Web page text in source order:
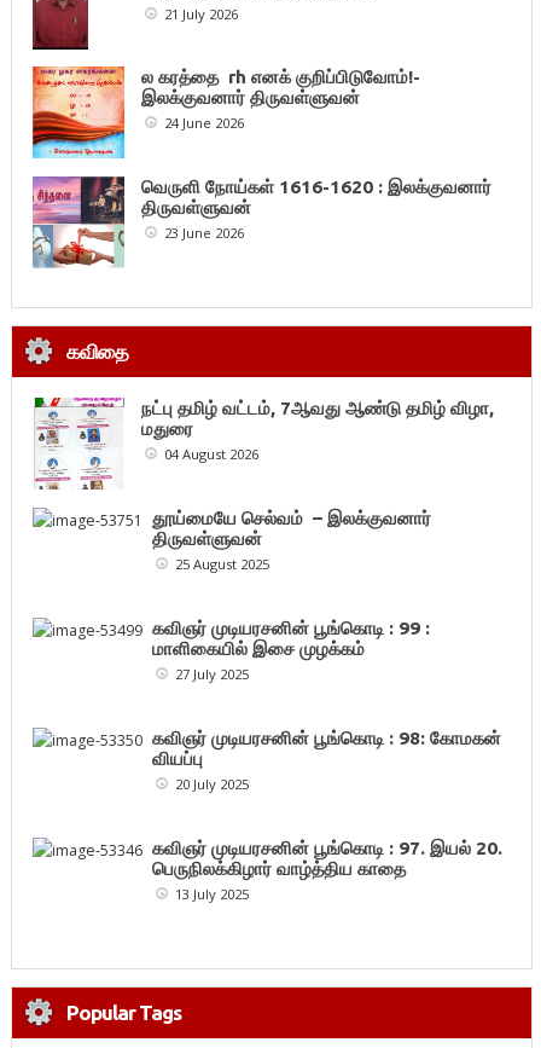
21 July 2026
ல கரத்தை rh எனக் குறிப்பிடுவோம்!-
இலக்குவனார் திருவள்ளுவன்
24 June 2026
வெருளி நோய்கள் 1616-1620 : இலக்குவனார்
திருவள்ளுவன்
23 June 2026
கவிதை
நட்பு தமிழ் வட்டம், 7ஆவது ஆண்டு தமிழ் விழா,
மதுரை
04 August 2026
தூய்மையே செல்வம் – இலக்குவனார்
திருவள்ளுவன்
25 August 2025
கவிஞர் முடியரசனின் பூங்கொடி : 99 :
மாளிகையில் இசை முழக்கம்
27 July 2025
கவிஞர் முடியரசனின் பூங்கொடி : 98: கோமகன்
வியப்பு
20 July 2025
கவிஞர் முடியரசனின் பூங்கொடி : 97. இயல் 20.
பெருநிலக்கிழார் வாழ்த்திய காதை
13 July 2025
Popular Tags